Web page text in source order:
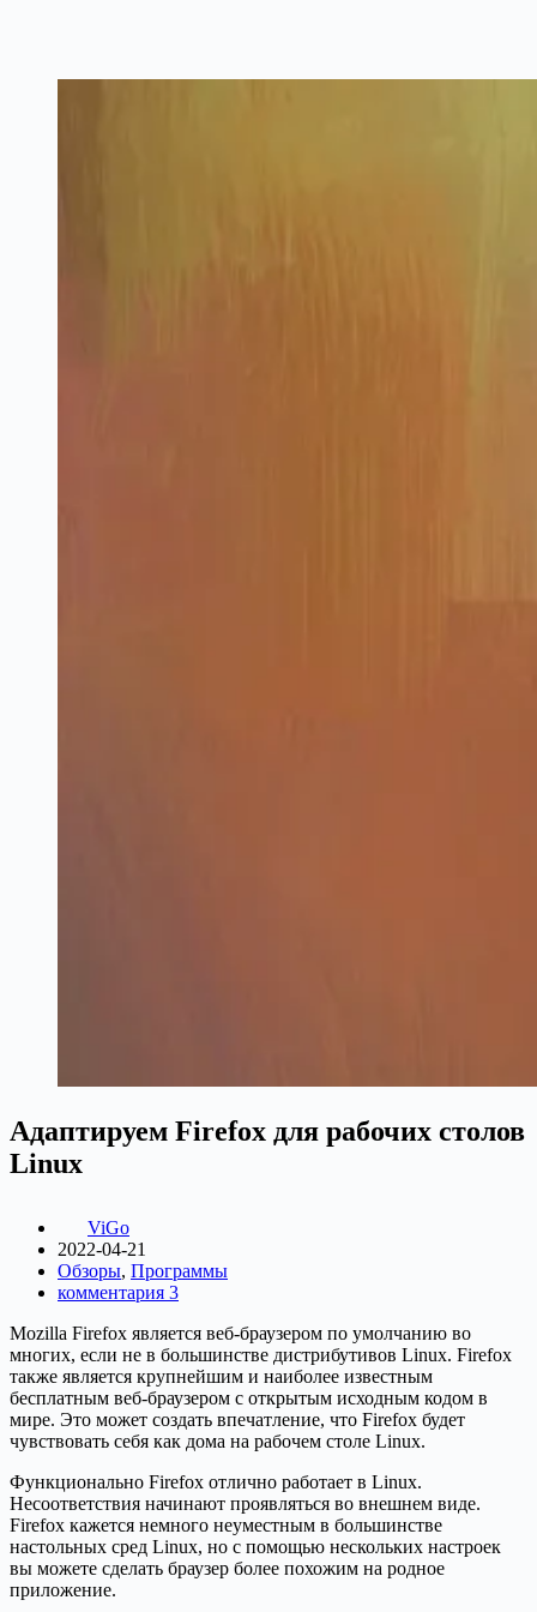
Адаптируем Firefox для рабочих столов
Linux
ViGo
2022-04-21
Обзоры, Программы
комментария 3
Mozilla Firefox является веб-браузером по умолчанию во
многих, если не в большинстве дистрибутивов Linux. Firefox
также является крупнейшим и наиболее известным
бесплатным веб-браузером с открытым исходным кодом в
мире. Это может создать впечатление, что Firefox будет
чувствовать себя как дома на рабочем столе Linux.
Функционально Firefox отлично работает в Linux.
Несоответствия начинают проявляться во внешнем виде.
Firefox кажется немного неуместным в большинстве
настольных сред Linux, но с помощью нескольких настроек
вы можете сделать браузер более похожим на родное
приложение.